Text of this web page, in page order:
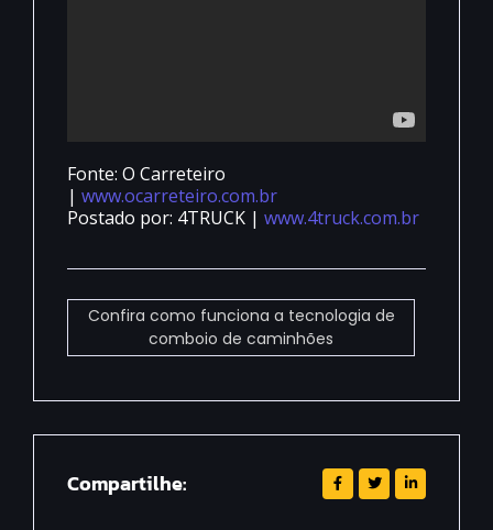
Fonte: O Carreteiro
| www.ocarreteiro.com.br
Postado por: 4TRUCK | www.4truck.com.br
Confira como funciona a tecnologia de
comboio de caminhões
Compartilhe: